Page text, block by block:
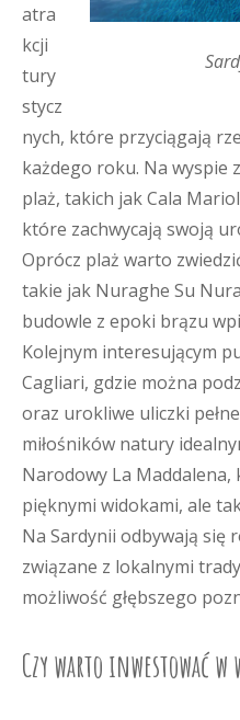
atra
kcji
tury
stycz
nych, które przyciągają
każdego roku. Na wyspie
plaż, takich jak Cala
które zachwycają swoją
Oprócz plaż warto
takie jak Nuraghe Su
budowle z epoki brązu
Kolejnym interesującym
Cagliari, gdzie można
oraz urokliwe uliczki
miłośników natury
Narodowy La
pięknymi widokami, ale
Na Sardynii odbywają się
związane z lokalnymi
możliwość głębszego
Czy warto inwestować